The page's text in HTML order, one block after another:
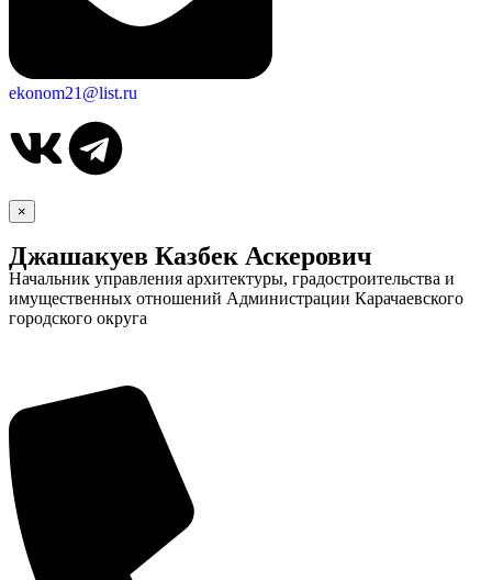
ekonom21@list.ru
×
Джашакуев Казбек Аскерович
Начальник управления архитектуры, градостроительства и
имущественных отношений Администрации Карачаевского
городского округа